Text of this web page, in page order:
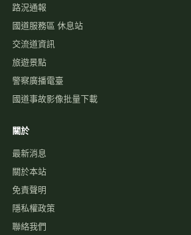
路況通報
國道服務區 休息站
交流道資訊
旅遊景點
警察廣播電臺
國道事故影像批量下載
關於
最新消息
關於本站
免責聲明
隱私權政策
聯絡我們